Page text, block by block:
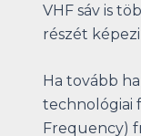
VHF sáv is
részét
Ha tovább
technológiai
Frequency)